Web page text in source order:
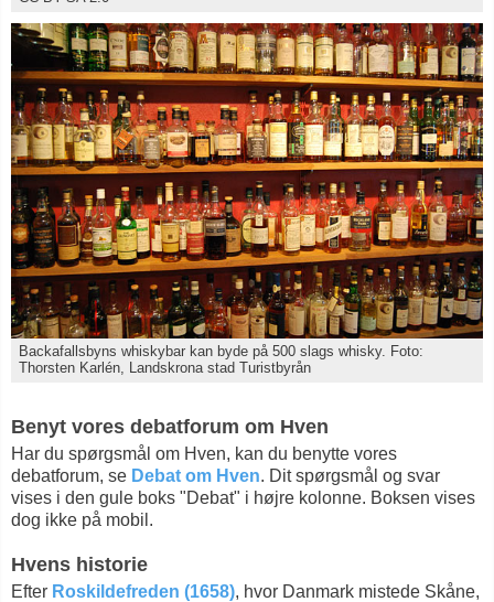
Backafallsbyns whiskybar kan byde på 500 slags whisky. Foto:
Thorsten Karlén, Landskrona stad Turistbyrån
Benyt vores debatforum om Hven
Har du spørgsmål om Hven, kan du benytte vores
debatforum, se Debat om Hven. Dit spørgsmål og svar
vises i den gule boks "Debat" i højre kolonne. Boksen vises
dog ikke på mobil.
Hvens historie
Efter Roskildefreden (1658), hvor Danmark mistede Skåne,